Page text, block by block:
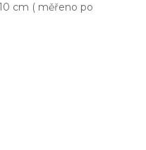
cm ( měřeno po